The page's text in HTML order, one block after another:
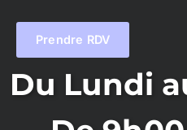
Prendre RDV
Du Lundi